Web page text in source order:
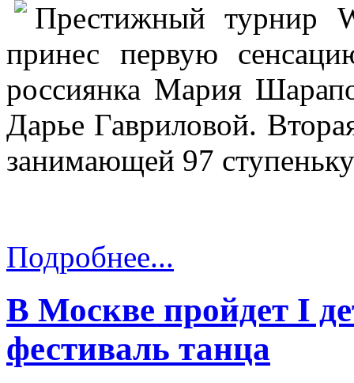
Престижный турнир
принес первую
россиянка Мария
Дарье Гавриловой.
занимающей 97
Подробнее...
В Москве пройдет I
фестиваль танца